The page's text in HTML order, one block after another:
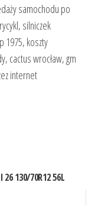
samochodu po
silniczek
1975, koszty
cactus wrocław, gm
internet
130/70R12 56L